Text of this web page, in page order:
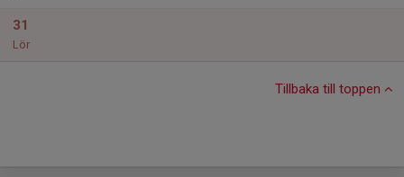
31
Lör
Tillbaka till toppen